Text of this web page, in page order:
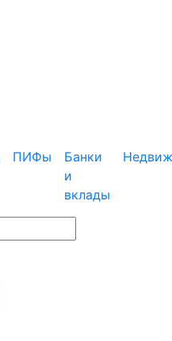
ПИФы
Банки
и
вклады